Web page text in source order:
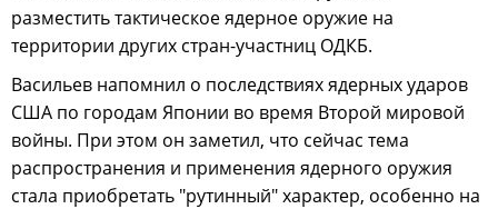
разместить тактическое ядерное оружие на
территории других стран-участниц ОДКБ.
Васильев напомнил о последствиях ядерных ударов
США по городам Японии во время Второй мировой
войны. При этом он заметил, что сейчас тема
распространения и применения ядерного оружия
стала приобретать "рутинный" характер, особенно на